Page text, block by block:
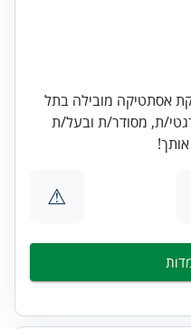
אסתטיקה מובילה בתל
ת, מסודר/ת ובעל/ת
⚠